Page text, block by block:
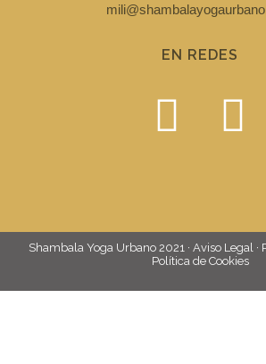
EN REDES
Shambala Yoga Urbano 2021 · Aviso Legal ·
Política de Cookies